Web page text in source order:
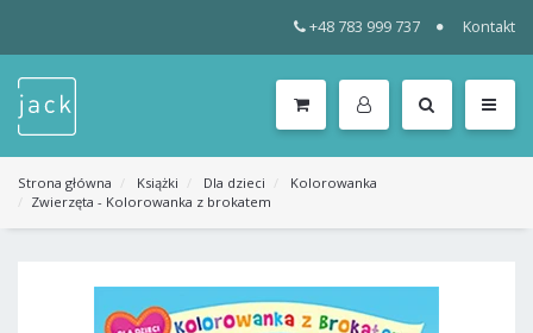
+48 783 999 737 Kontakt
KATEGORIE
MENU
Strona główna Książki Dla dzieci
Kolorowanka
Zwierzęta - Kolorowanka z brokatem